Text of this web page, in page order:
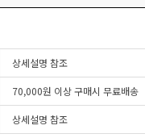
상세설명 참조
70,000원 이상 구매시 무료배송
상세설명 참조